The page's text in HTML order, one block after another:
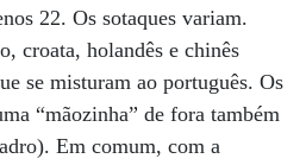
22. Os sotaques variam.
croata, holandês e chinês
se misturam ao português. Os
“mãozinha” de fora também
Em comum, com a